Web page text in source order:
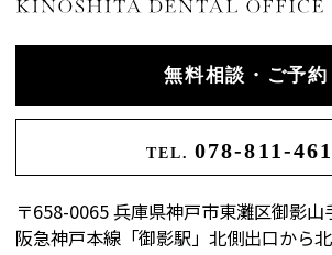
TEL. 078-811-
無料相談・ご予約
〒658-0065 兵庫県神戸市東灘区御影
阪急神戸本線「御影駅」北側出口から